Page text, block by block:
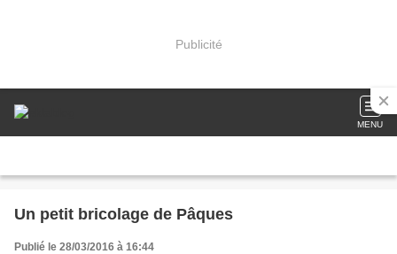
Publicité
MENU
Un petit bricolage de Pâques
Publié le 28/03/2016 à 16:44